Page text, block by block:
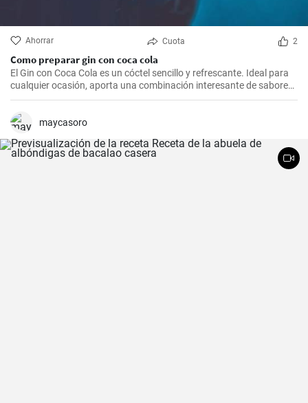
Ahorrar Cuota 2
Como preparar gin con coca cola
El Gin con Coca Cola es un cóctel sencillo y refrescante. Ideal para
cualquier ocasión, aporta una combinación interesante de sabores
que resultarán del agrado para quienes disfrutan de bebidas
común mezclar gin con Coca Cola, esta receta puede sorprender
por su agradable sabor.
maycasoro